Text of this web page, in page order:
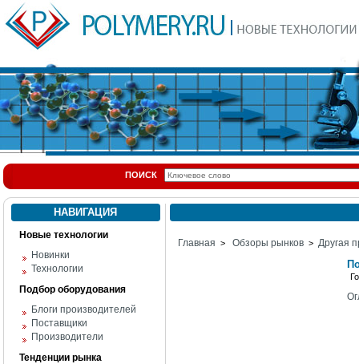
ПОИСК
НАВИГАЦИЯ
Новые технологии
Новинки
Технологии
Подбор оборудования
Блоги производителей
Поставщики
Производители
Тенденции рынка
Главная > Обзоры рынков > Другая